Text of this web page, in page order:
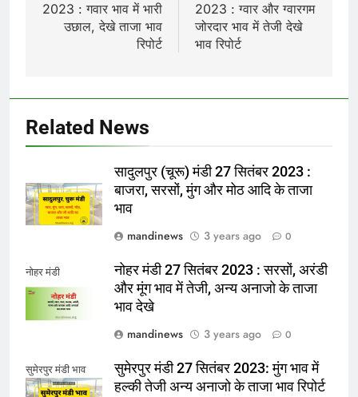
2023 : गवार भाव में भारी
उछाल, देखे ताजा भाव
रिपोर्ट
2023 : ग्वार और ग्वारगम
जोरदार भाव में तेजी देखे
भाव रिपोर्ट
Related News
सादुलपुर (चूरू) मंडी 27 सितंबर 2023 :
बाजरा, सरसों, मुंग और मोठ आदि के ताजा
भाव
mandinews
3 years ago 0
नोहर मंडी
नोहर मंडी 27 सितंबर 2023 : सरसों, अरंडी
और मूंग भाव में तेजी, अन्य अनाजो के ताजा
भाव देखे
mandinews
3 years ago 0
सुमेरपुर मंडी भाव
सुमेरपुर मंडी 27 सितंबर 2023: मुंग भाव में
हल्की तेजी अन्य अनाजो के ताजा भाव रिपोर्ट